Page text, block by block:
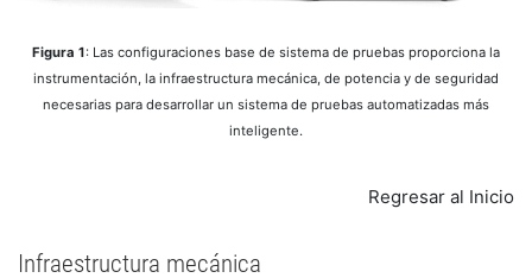
Figura 1: Las configuraciones base de sistema de pruebas proporciona la
instrumentación, la infraestructura mecánica, de potencia y de seguridad
necesarias para desarrollar un sistema de pruebas automatizadas más
inteligente.
Regresar al Inicio
Infraestructura mecánica